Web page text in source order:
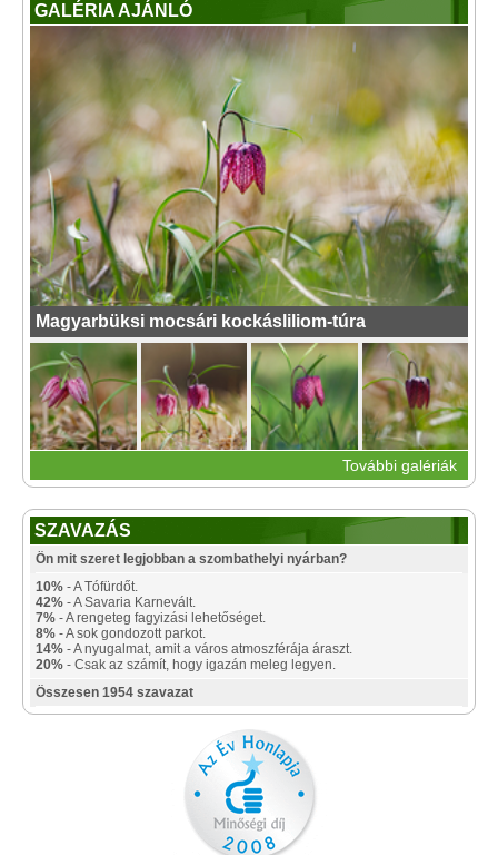
GALÉRIA AJÁNLÓ
Magyarbüksi mocsári kockásliliom-túra
További galériák
SZAVAZÁS
Ön mit szeret legjobban a szombathelyi nyárban?
10% - A Tófürdőt.
42% - A Savaria Karnevált.
7% - A rengeteg fagyizási lehetőséget.
8% - A sok gondozott parkot.
14% - A nyugalmat, amit a város atmoszférája áraszt.
20% - Csak az számít, hogy igazán meleg legyen.
Összesen 1954 szavazat